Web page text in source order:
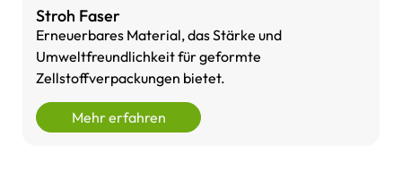
Stroh Faser
Erneuerbares Material, das Stärke und
Umweltfreundlichkeit für geformte
Zellstoffverpackungen bietet.
Mehr erfahren